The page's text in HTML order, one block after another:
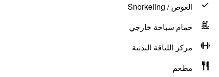
الغوص / Snorkeling
حمام سباحة خارجي
مركز اللياقة البدنية
مطعم